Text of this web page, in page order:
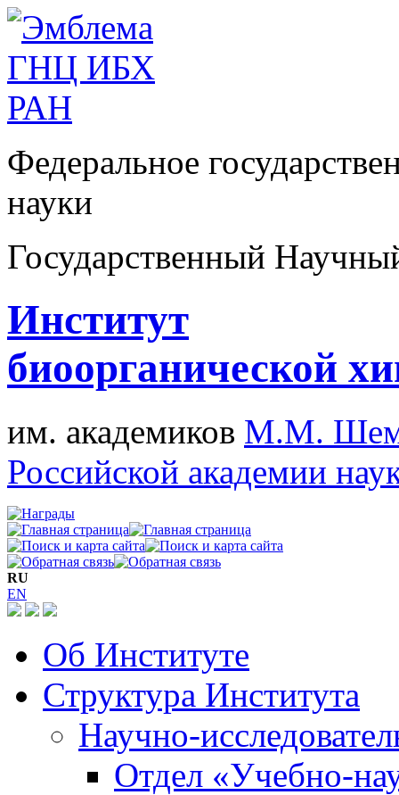
Федеральное
науки
Государственный
Институт
биоорганической
им. академиков М.М.
Российской академии
RU
EN
Об Институте
Структура Института
Научно-
Отдел «Учебно-